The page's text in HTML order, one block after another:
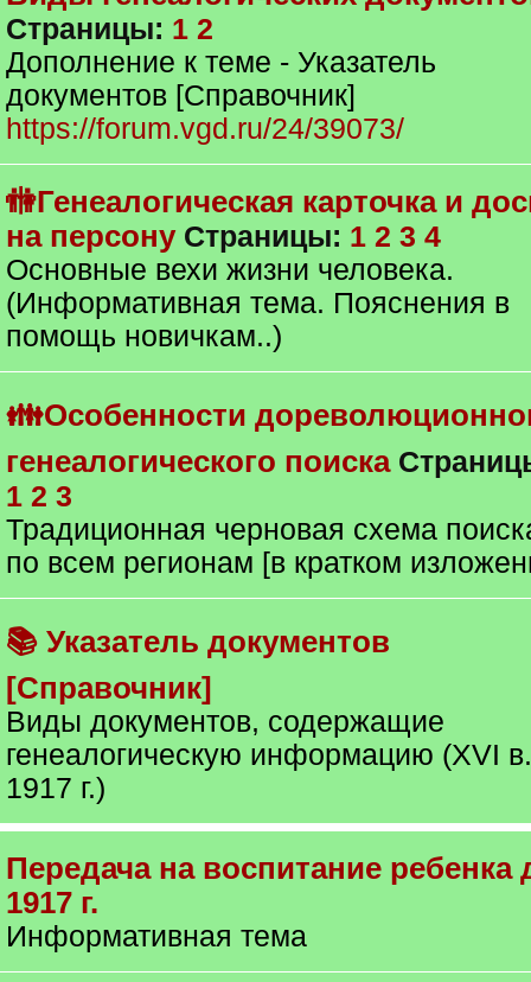
Страницы: 1 2
Дополнение к теме - Указатель
документов [Справочник]
https://forum.vgd.ru/24/39073/
🚻Генеалогическая карточка и
на персону Страницы: 1 2 3 4
Основные вехи жизни человека.
(Информативная тема. Пояснения в
помощь новичкам..)
👪Особенности
генеалогического поиска
1 2 3
Традиционная черновая схема
по всем регионам [в кратком
📚 Указатель документов
[Справочник]
Виды документов, содержащие
генеалогическую информацию (XVI
1917 г.)
Передача на воспитание ребенка
1917 г.
Информативная тема